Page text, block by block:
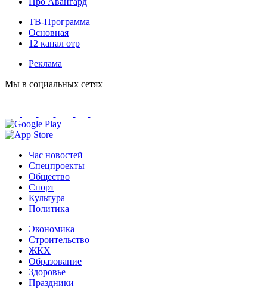
ТВ-Программа
Основная
12 канал отр
Реклама
Мы в социальных сетях
Час новостей
Спецпроекты
Общество
Спорт
Культура
Политика
Экономика
Строительство
ЖКХ
Образование
Здоровье
Праздники